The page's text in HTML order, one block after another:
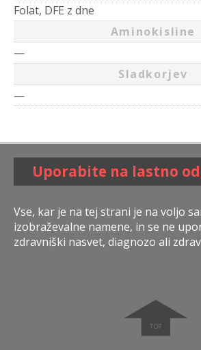
Folat, DFE z dne
Aminokisline
—
Sladkorjev
—
Uporabite na lastno
Vse, kar je na tej strani je na voljo
izobraževalne namene, in se ne
zdravniški nasvet, diagnozo ali
➧